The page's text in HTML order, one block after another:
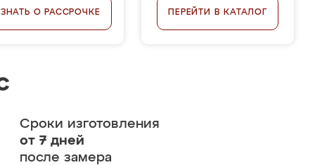
О РАССРОЧКЕ ПЕРЕЙТИ В КАТАЛОГ
Сроки изготовления
от 7 дней
после замера